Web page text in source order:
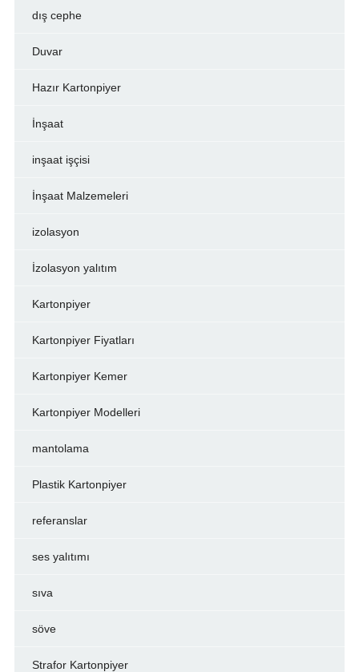
dış cephe
Duvar
Hazır Kartonpiyer
İnşaat
inşaat işçisi
İnşaat Malzemeleri
izolasyon
İzolasyon yalıtım
Kartonpiyer
Kartonpiyer Fiyatları
Kartonpiyer Kemer
Kartonpiyer Modelleri
mantolama
Plastik Kartonpiyer
referanslar
ses yalıtımı
sıva
söve
Strafor Kartonpiyer